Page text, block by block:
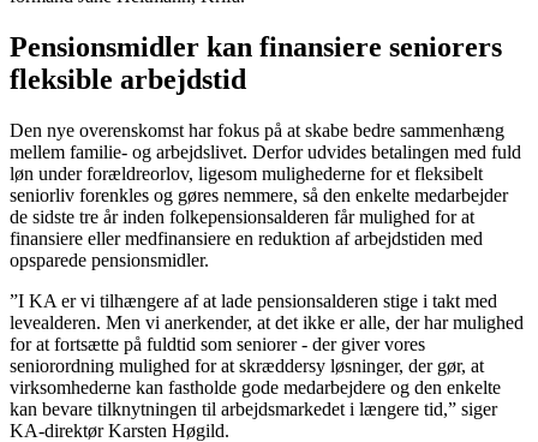
Pensionsmidler kan finansiere seniorers
fleksible arbejdstid
Den nye overenskomst har fokus på at skabe bedre sammenhæng
mellem familie- og arbejdslivet. Derfor udvides betalingen med fuld
løn under forældreorlov, ligesom mulighederne for et fleksibelt
seniorliv forenkles og gøres nemmere, så den enkelte medarbejder
de sidste tre år inden folkepensionsalderen får mulighed for at
finansiere eller medfinansiere en reduktion af arbejdstiden med
opsparede pensionsmidler.
”I KA er vi tilhængere af at lade pensionsalderen stige i takt med
levealderen. Men vi anerkender, at det ikke er alle, der har mulighed
for at fortsætte på fuldtid som seniorer - der giver vores
seniorordning mulighed for at skræddersy løsninger, der gør, at
virksomhederne kan fastholde gode medarbejdere og den enkelte
kan bevare tilknytningen til arbejdsmarkedet i længere tid,” siger
KA-direktør Karsten Høgild.